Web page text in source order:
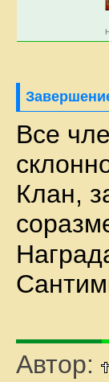
Все
Клан,
Автор: